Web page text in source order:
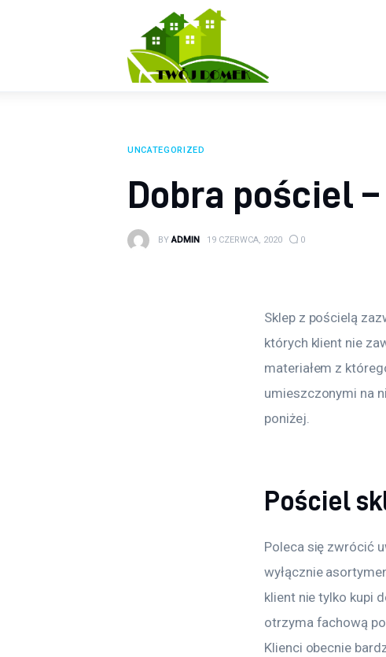
UNCATEGORIZED
Dobra pościel
BY ADMIN 19 CZERWCA, 2020 0
Sklep z pościelą
których klient nie
materiałem z
umieszczonymi na
poniżej.
Pościel
Poleca się zwrócić
wyłącznie
klient nie tylko kupi
otrzyma fachową
Klienci obecnie